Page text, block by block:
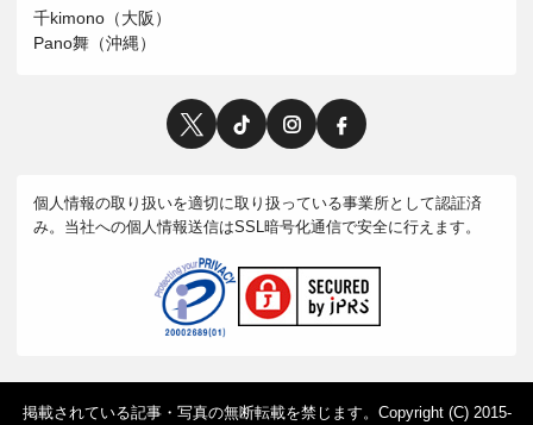
千kimono（大阪）
Pano舞（沖縄）
個人情報の取り扱いを適切に取り扱っている事業所として認証済
み。当社への個人情報送信はSSL暗号化通信で安全に行えます。
掲載されている記事・写真の無断転載を禁じます。Copyright (C) 2015-